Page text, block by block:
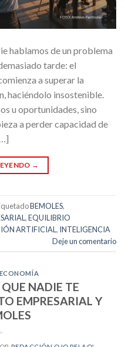
hablamos de un problema
tarde: el
a superar la
haciéndolo insostenible.
u oportunidades, sino
a perder capacidad de
→
BEMOLES,
,EQUILIBRIO
ARTIFICIAL , INTELIGENCIA
Deje un comentario
ECONOMÍA
NADIE TE
EMPRESARIAL Y